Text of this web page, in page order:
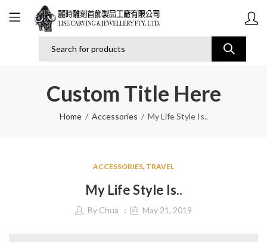
Custom Title Here
Home Accessories My Life Style Is..
ACCESSORIES, TRAVEL
My Life Style Is..
By Chua May 21, 2019